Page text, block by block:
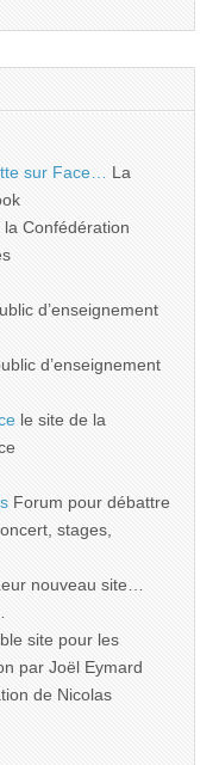
sur Face…
La
Confédération
d’enseignement
d’enseignement
le site de la
Forum pour débattre
stages,
nouveau site…
site pour les
par Joël Eymard
de Nicolas